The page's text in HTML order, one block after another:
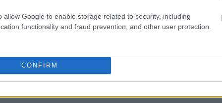
allow Google to enable storage related to security, including
functionality and fraud prevention, and other user protection.
CONFIRM
ονομαστική αξία που προεξοφλείται,